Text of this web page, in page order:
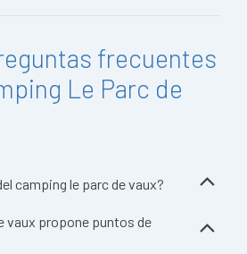
frecuentes
Le Parc de
camping le parc de vaux?
vaux propone puntos de